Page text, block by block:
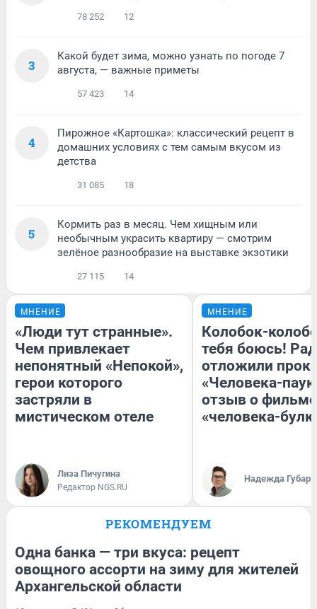
78 252 12
3
Какой будет зима, можно узнать по погоде 7
августа, — важные приметы
57 423 14
4
Пирожное «Картошка»: классический рецепт в
домашних условиях с тем самым вкусом из
детства
31 085 18
5
Кормить раз в месяц. Чем хищным или
необычным украсить квартиру — смотрим
зелёное разнообразие на выставке экзотики
27 115 14
МНЕНИЕ
«Люди тут странные».
Чем привлекает
непонятный «Непокой»,
герои которого
застряли в
мистическом отеле
Лиза Пичугина
Редактор NGS.RU
МНЕНИЕ
Колобок-
тебя боюсь!
отложили
«Человека-
отзыв о
«человека-
Надежда Губарь
РЕКОМЕНДУЕМ
Одна банка — три вкуса: рецепт
овощного ассорти на зиму для жителей
Архангельской области